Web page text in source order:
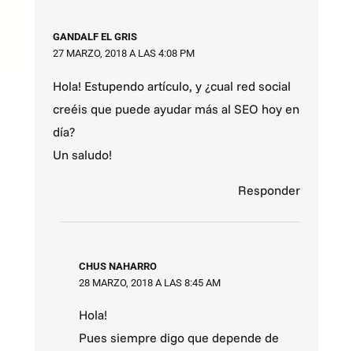
GANDALF EL GRIS
27 MARZO, 2018 A LAS 4:08 PM
Hola! Estupendo artículo, y ¿cual red social
creéis que puede ayudar más al SEO hoy en
día?
Un saludo!
Responder
CHUS NAHARRO
28 MARZO, 2018 A LAS 8:45 AM
Hola!
Pues siempre digo que depende de